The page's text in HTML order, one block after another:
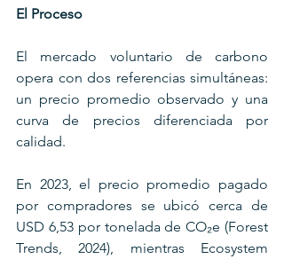
El Proceso
El mercado voluntario de carbono
opera con dos referencias simultáneas:
un precio promedio observado y una
curva de precios diferenciada por
calidad.
En 2023, el precio promedio pagado
por compradores se ubicó cerca de
USD 6,53 por tonelada de CO₂e (Forest
Trends, 2024), mientras Ecosystem